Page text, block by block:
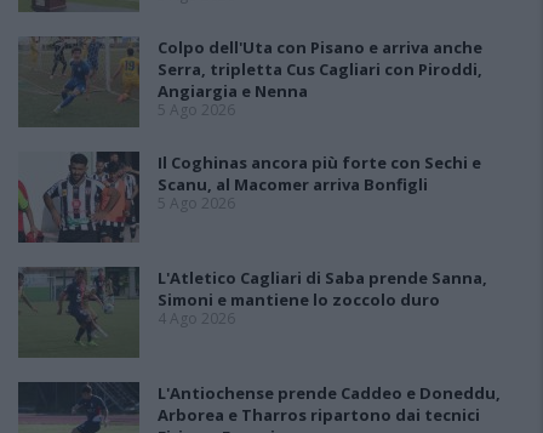
Colpo dell'Uta con Pisano e arriva anche
Serra, tripletta Cus Cagliari con Piroddi,
Angiargia e Nenna
5 Ago 2026
Il Coghinas ancora più forte con Sechi e
Scanu, al Macomer arriva Bonfigli
5 Ago 2026
L'Atletico Cagliari di Saba prende Sanna,
Simoni e mantiene lo zoccolo duro
4 Ago 2026
L'Antiochense prende Caddeo e Doneddu,
Arborea e Tharros ripartono dai tecnici